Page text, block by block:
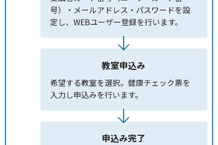
号）・メールアドレス・パスワードを設
定し、WEBユーザー登録を行います。
教室申込み
希望する教室を選択。健康チェック票を
入力し申込みを行います。
申込み完了